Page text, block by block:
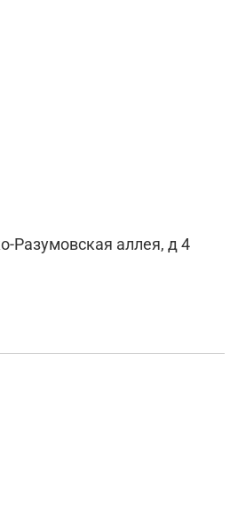
Разумовская аллея, д 4